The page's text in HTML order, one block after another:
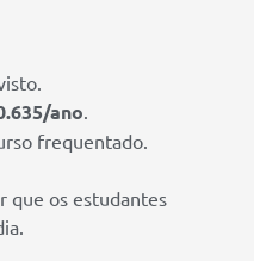
ano
frequentado.
que os estudantes